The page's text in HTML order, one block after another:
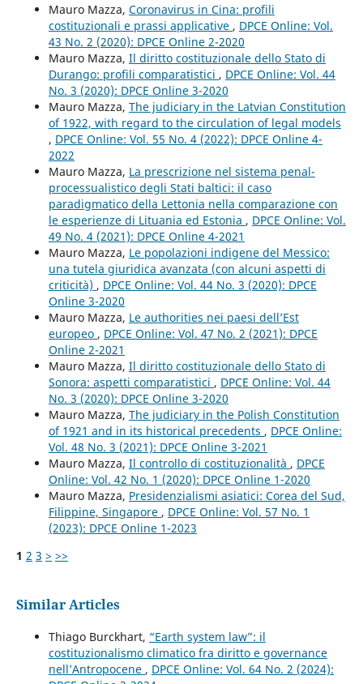
Mauro Mazza, Coronavirus in Cina: profili
costituzionali e prassi applicative , DPCE Online: Vol.
43 No. 2 (2020): DPCE Online 2-2020
Mauro Mazza, Il diritto costituzionale dello Stato di
Durango: profili comparatistici , DPCE Online: Vol. 44
No. 3 (2020): DPCE Online 3-2020
Mauro Mazza, The judiciary in the Latvian Constitution
of 1922, with regard to the circulation of legal models
, DPCE Online: Vol. 55 No. 4 (2022): DPCE Online 4-
2022
Mauro Mazza, La prescrizione nel sistema penal-
processualistico degli Stati baltici: il caso
paradigmatico della Lettonia nella comparazione con
le esperienze di Lituania ed Estonia , DPCE Online: Vol.
49 No. 4 (2021): DPCE Online 4-2021
Mauro Mazza, Le popolazioni indigene del Messico:
una tutela giuridica avanzata (con alcuni aspetti di
criticità) , DPCE Online: Vol. 44 No. 3 (2020): DPCE
Online 3-2020
Mauro Mazza, Le authorities nei paesi dell’Est
europeo , DPCE Online: Vol. 47 No. 2 (2021): DPCE
Online 2-2021
Mauro Mazza, Il diritto costituzionale dello Stato di
Sonora: aspetti comparatistici , DPCE Online: Vol. 44
No. 3 (2020): DPCE Online 3-2020
Mauro Mazza, The judiciary in the Polish Constitution
of 1921 and in its historical precedents , DPCE Online:
Vol. 48 No. 3 (2021): DPCE Online 3-2021
Mauro Mazza, Il controllo di costituzionalità , DPCE
Online: Vol. 42 No. 1 (2020): DPCE Online 1-2020
Mauro Mazza, Presidenzialismi asiatici: Corea del Sud,
Filippine, Singapore , DPCE Online: Vol. 57 No. 1
(2023): DPCE Online 1-2023
1 2 3 > >>
Similar Articles
Thiago Burckhart, “Earth system law”: il
costituzionalismo climatico fra diritto e governance
nell’Antropocene , DPCE Online: Vol. 64 No. 2 (2024):